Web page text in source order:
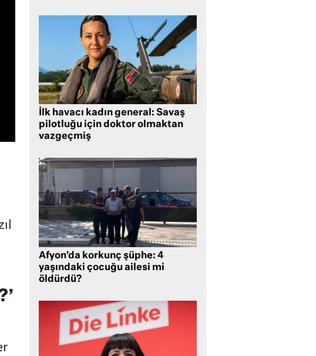
İlk havacı kadın general: Savaş
pilotluğu için doktor olmaktan
vazgeçmiş
Afyon’da korkunç şüphe: 4
yaşındaki çocuğu ailesi mi
öldürdü?